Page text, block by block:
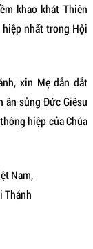
khao khát Thiên
nhất trong Hội
xin Mẹ dẫn dắt
sủng Đức Giêsu
hiệp của Chúa
Nam,
Thánh